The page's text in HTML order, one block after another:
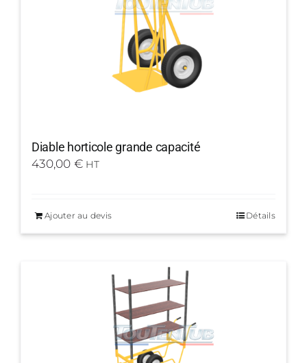
Diable horticole grande capacité
430,00 € HT
Ajouter au devis Détails